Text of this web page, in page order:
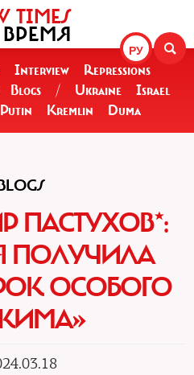
РУ
TIMES
Interview
Repressions
Blogs / Ukraine
Israel
Putin Kremlin Duma
ПАСТУХОВ*:
ПОЛУЧИЛА
ОСОБОГО